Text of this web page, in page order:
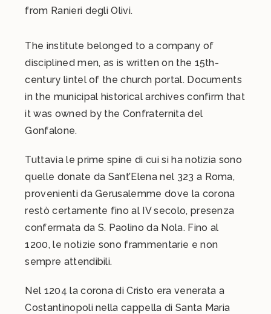
from Ranieri degli Olivi.
The institute belonged to a company of
disciplined men, as is written on the 15th-
century lintel of the church portal. Documents
in the municipal historical archives confirm that
it was owned by the Confraternita del
Gonfalone.
Tuttavia le prime spine di cui si ha notizia sono
quelle donate da Sant’Elena nel 323 a Roma,
provenienti da Gerusalemme dove la corona
restò certamente fino al IV secolo, presenza
confermata da S. Paolino da Nola. Fino al
1200, le notizie sono frammentarie e non
sempre attendibili.
Nel 1204 la corona di Cristo era venerata a
Costantinopoli nella cappella di Santa Maria